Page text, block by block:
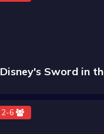
Disney's Sword in
2-6